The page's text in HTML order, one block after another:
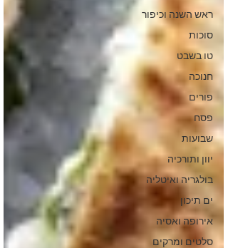
ראש השנה וכיפור
סוכות
טו בשבט
חנוכה
פורים
פסח
שבועות
יוון ותורכיה
בולגריה ואיטליה
ים תיכון
אירופה ואסיה
סלטים ומרקים